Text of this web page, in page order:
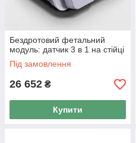
Бездротовий фетальний
модуль: датчик 3 в 1 на стійці
Під замовлення
26 652 ₴
Купити